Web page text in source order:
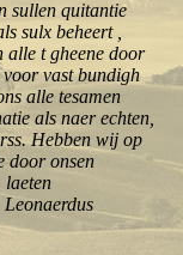
sullen quitantie
sulx beheert ,
alle t gheene door
voor vast bundigh
alle tesamen
als naer echten,
Hebben wij op
door onsen
laeten